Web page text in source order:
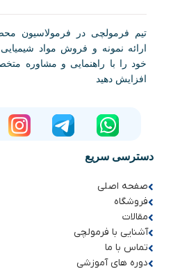
تیم فرمولچی در فرمولاسیون
ارائه نمونه و فروش مواد
خود را با راهنمایی و مشاوره
افزایش دهید
دسترسی سریع
صفحه اصلی
فروشگاه
مقالات
آشنایی با فرمولچی
تماس با ما
دوره های آموزشی